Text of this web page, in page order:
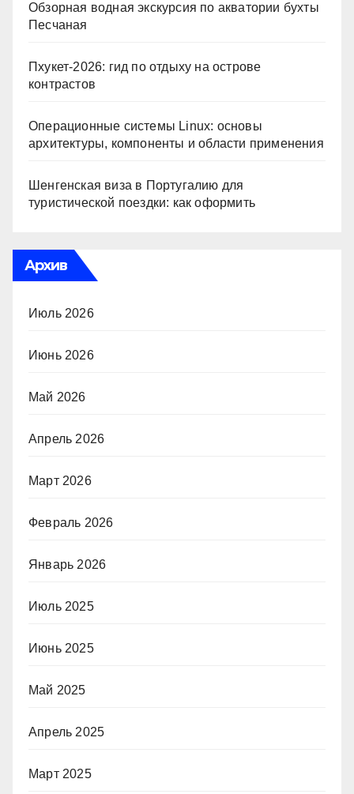
Обзорная водная экскурсия по акватории бухты
Песчаная
Пхукет-2026: гид по отдыху на острове
контрастов
Операционные системы Linux: основы
архитектуры, компоненты и области применения
Шенгенская виза в Португалию для
туристической поездки: как оформить
Архив
Июль 2026
Июнь 2026
Май 2026
Апрель 2026
Март 2026
Февраль 2026
Январь 2026
Июль 2025
Июнь 2025
Май 2025
Апрель 2025
Март 2025